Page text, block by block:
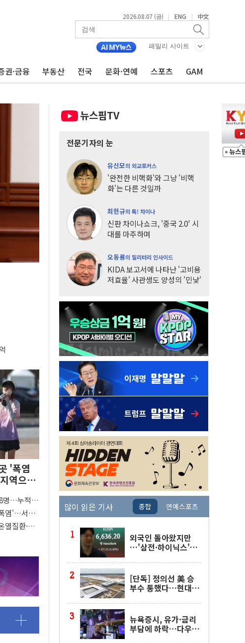
2026.08.07 (금) | ENG | 中文
패밀리 사이트
권·금융 부동산 전국 문화·연예 스포츠 GAM
'폭염
역으로
명…누적
사
염'…서울
열질환·가
뉴스핌TV
전문기자의 눈
유신모의 외교포커스
'완전한 비핵화'와 그냥 '비핵
화'는 다른 것일까
최헌규의 톡! 차이나
신판 차이나쇼크, '중국 2.0' 시
대를 마주하며
오동룡의 밀리터리 인사이드
KIDA 보고서에 나타난 '고비용
저효율' 사관생도 양성의 '민낯'
많이 읽은 기사 종합 연예스포츠
외국인 돌아왔지만
…'삼전·하이닉스'는
[단독] 정의선 美 승
부수 통했다…현대차
동
뉴욕증시, 유가·금리
부담에 하락…다우 5